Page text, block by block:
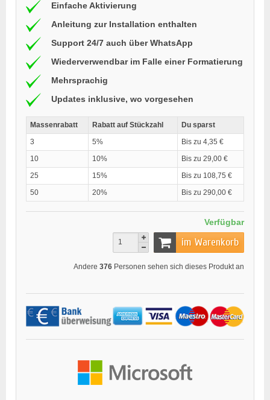
Einfache Aktivierung
Anleitung zur Installation enthalten
Support 24/7 auch über WhatsApp
Wiederverwendbar im Falle einer Formatierung
Mehrsprachig
Updates inklusive, wo vorgesehen
Massenrabatt Rabatt auf Stückzahl
Du sparst
3
5%
Bis zu 4,35 €
10
10%
Bis zu 29,00 €
25
15%
Bis zu 108,75 €
50
20% Bis zu 290,00 €
Verfügbar
im Warenkorb
Andere 376 Personen sehen sich dieses Produkt an